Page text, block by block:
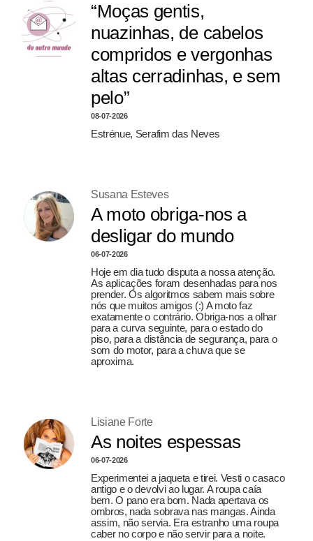
“Moças gentis,
nuazinhas, de cabelos
compridos e vergonhas
altas cerradinhas, e sem
pelo”
08-07-2026
Estrénue, Serafim das Neves
Susana Esteves
A moto obriga-nos a
desligar do mundo
06-07-2026
Hoje em dia tudo disputa a nossa atenção.
As aplicações foram desenhadas para nos
prender. Os algoritmos sabem mais sobre
nós que muitos amigos (:) A moto faz
exatamente o contrário. Obriga-nos a olhar
para a curva seguinte, para o estado do
piso, para a distância de segurança, para o
som do motor, para a chuva que se
aproxima.
Lisiane Forte
As noites espessas
06-07-2026
Experimentei a jaqueta e tirei. Vesti o casaco
antigo e o devolvi ao lugar. A roupa caía
bem. O pano era bom. Nada apertava os
ombros, nada sobrava nas mangas. Ainda
assim, não servia. Era estranho uma roupa
caber no corpo e não servir para a noite.